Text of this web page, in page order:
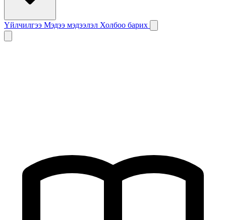
Үйлчилгээ Мэдээ мэдээлэл Холбоо барих